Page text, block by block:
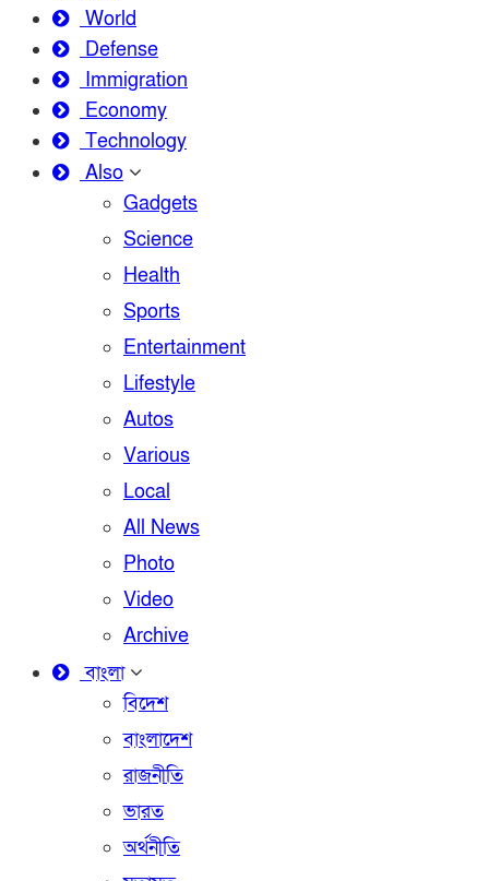
World
Defense
Immigration
Economy
Technology
Also
Gadgets
Science
Health
Sports
Entertainment
Lifestyle
Autos
Various
Local
All News
Photo
Video
Archive
বাংলা
বিদেশ
বাংলাদেশ
রাজনীতি
ভারত
অর্থনীতি